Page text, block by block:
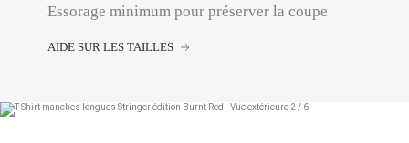
Essorage minimum pour préserver la coupe
AIDE SUR LES TAILLES